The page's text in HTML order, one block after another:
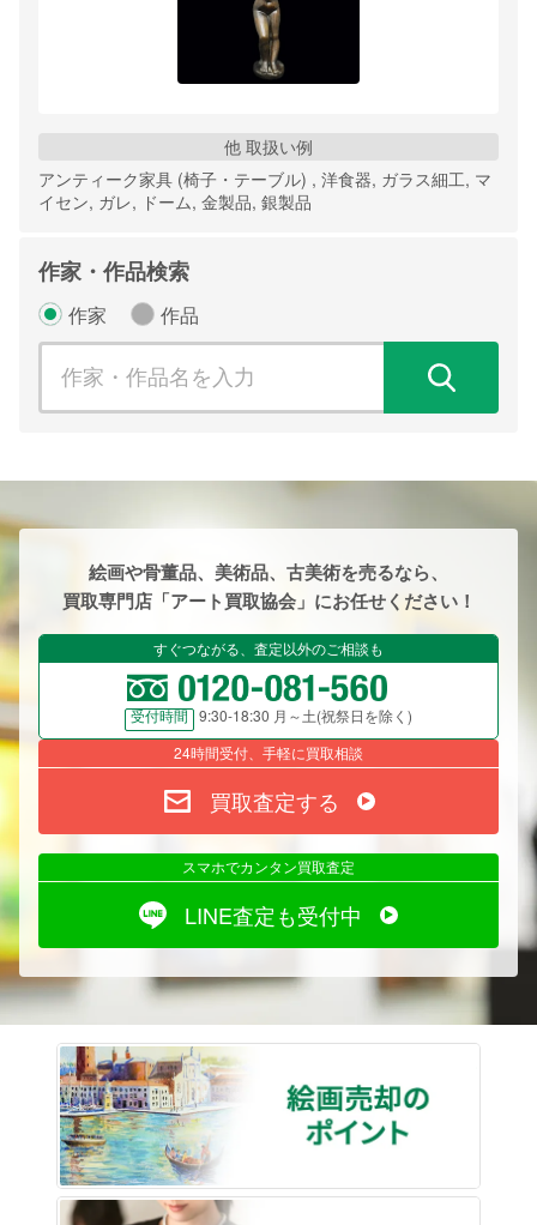
他 取扱い例
アンティーク家具 (椅子・テーブル) , 洋食器, ガラス細工, マ
イセン, ガレ, ドーム, 金製品, 銀製品
作家・作品検索
作家 作品
絵画や骨董品、美術品、古美術を売るなら、
買取専門店「アート買取協会」にお任せください！
すぐつながる、査定以外のご相談も
受付時間
9:30-18:30 月～土(祝祭日を除く)
24時間受付、手軽に買取相談
買取査定する
スマホでカンタン買取査定
LINE査定も受付中